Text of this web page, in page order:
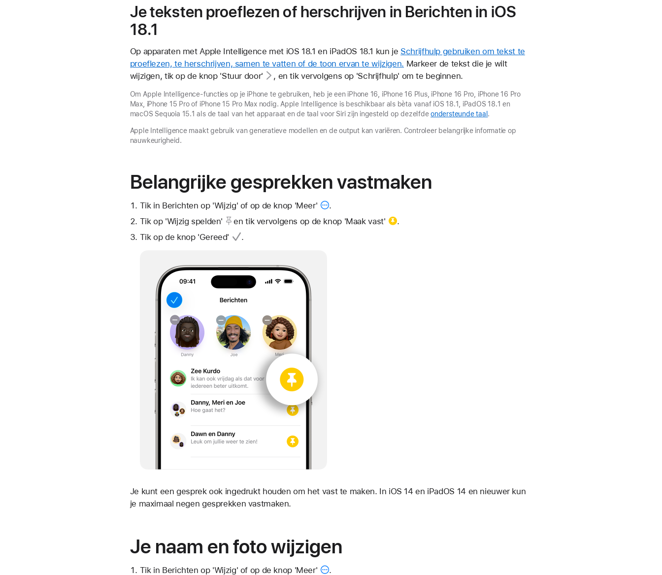
Je teksten proeflezen of herschrijven in Berichten in iOS
18.1
Op apparaten met Apple Intelligence met iOS 18.1 en iPadOS 18.1 kun je Schrijfhulp gebruiken om tekst te
proeflezen, te herschrijven, samen te vatten of de toon ervan te wijzigen. Markeer de tekst die je wilt
wijzigen, tik op de knop 'Stuur door' , en tik vervolgens op 'Schrijfhulp' om te beginnen.
Om Apple Intelligence-functies op je iPhone te gebruiken, heb je een iPhone 16, iPhone 16 Plus, iPhone 16 Pro, iPhone 16 Pro
Max, iPhone 15 Pro of iPhone 15 Pro Max nodig. Apple Intelligence is beschikbaar als bèta vanaf iOS 18.1, iPadOS 18.1 en
macOS Sequoia 15.1 als de taal van het apparaat en de taal voor Siri zijn ingesteld op dezelfdeondersteunde taal .
Apple Intelligence maakt gebruik van generatieve modellen en de output kan variëren. Controleer belangrijke informatie op
nauwkeurigheid.
Belangrijke gesprekken vastmaken
Tik in Berichten op 'Wijzig' of op de knop 'Meer'
.
Tik op 'Wijzig spelden' en tik vervolgens op de knop 'Maak vast'
.
Tik op de knop 'Gereed' .
Je kunt een gesprek ook ingedrukt houden om het vast te maken. In iOS 14 en iPadOS 14 en nieuwer kun
je maximaal negen gesprekken vastmaken.
Je naam en foto wijzigen
Tik in Berichten op 'Wijzig' of op de knop 'Meer'
.